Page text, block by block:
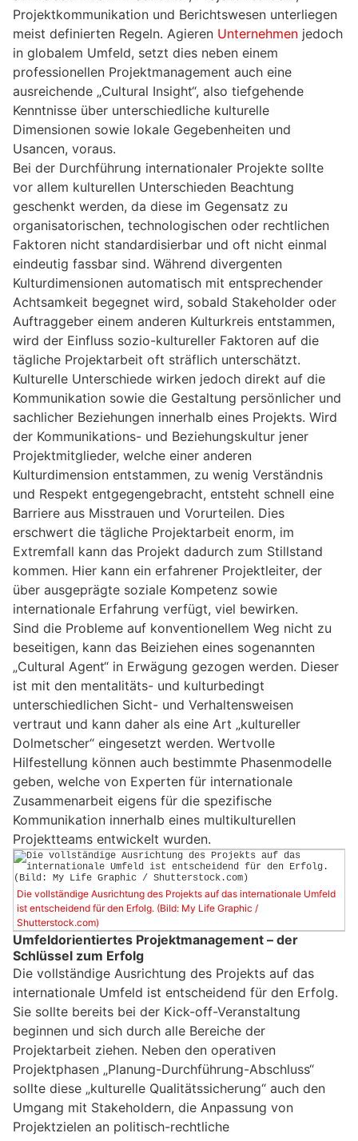
Projektkommunikation und Berichtswesen unterliegen
meist definierten Regeln. Agieren Unternehmen jedoch
in globalem Umfeld, setzt dies neben einem
professionellen Projektmanagement auch eine
ausreichende „Cultural Insight“, also tiefgehende
Kenntnisse über unterschiedliche kulturelle
Dimensionen sowie lokale Gegebenheiten und
Usancen, voraus.
Bei der Durchführung internationaler Projekte sollte
vor allem kulturellen Unterschieden Beachtung
geschenkt werden, da diese im Gegensatz zu
organisatorischen, technologischen oder rechtlichen
Faktoren nicht standardisierbar und oft nicht einmal
eindeutig fassbar sind. Während divergenten
Kulturdimensionen automatisch mit entsprechender
Achtsamkeit begegnet wird, sobald Stakeholder oder
Auftraggeber einem anderen Kulturkreis entstammen,
wird der Einfluss sozio-kultureller Faktoren auf die
tägliche Projektarbeit oft sträflich unterschätzt.
Kulturelle Unterschiede wirken jedoch direkt auf die
Kommunikation sowie die Gestaltung persönlicher und
sachlicher Beziehungen innerhalb eines Projekts. Wird
der Kommunikations- und Beziehungskultur jener
Projektmitglieder, welche einer anderen
Kulturdimension entstammen, zu wenig Verständnis
und Respekt entgegengebracht, entsteht schnell eine
Barriere aus Misstrauen und Vorurteilen. Dies
erschwert die tägliche Projektarbeit enorm, im
Extremfall kann das Projekt dadurch zum Stillstand
kommen. Hier kann ein erfahrener Projektleiter, der
über ausgeprägte soziale Kompetenz sowie
internationale Erfahrung verfügt, viel bewirken.
Sind die Probleme auf konventionellem Weg nicht zu
beseitigen, kann das Beiziehen eines sogenannten
„Cultural Agent“ in Erwägung gezogen werden. Dieser
ist mit den mentalitäts- und kulturbedingt
unterschiedlichen Sicht- und Verhaltensweisen
vertraut und kann daher als eine Art „kultureller
Dolmetscher“ eingesetzt werden. Wertvolle
Hilfestellung können auch bestimmte Phasenmodelle
geben, welche von Experten für internationale
Zusammenarbeit eigens für die spezifische
Kommunikation innerhalb eines multikulturellen
Projektteams entwickelt wurden.
Die vollständige Ausrichtung des Projekts auf das internationale Umfeld
ist entscheidend für den Erfolg. (Bild: My Life Graphic /
Shutterstock.com)
Umfeldorientiertes Projektmanagement – der
Schlüssel zum Erfolg
Die vollständige Ausrichtung des Projekts auf das
internationale Umfeld ist entscheidend für den Erfolg.
Sie sollte bereits bei der Kick-off-Veranstaltung
beginnen und sich durch alle Bereiche der
Projektarbeit ziehen. Neben den operativen
Projektphasen „Planung-Durchführung-Abschluss“
sollte diese „kulturelle Qualitätssicherung“ auch den
Umgang mit Stakeholdern, die Anpassung von
Projektzielen an politisch-rechtliche